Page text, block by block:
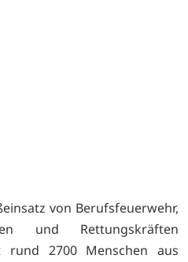
von Berufsfeuerwehr,
und Rettungskräften
rund 2700 Menschen aus